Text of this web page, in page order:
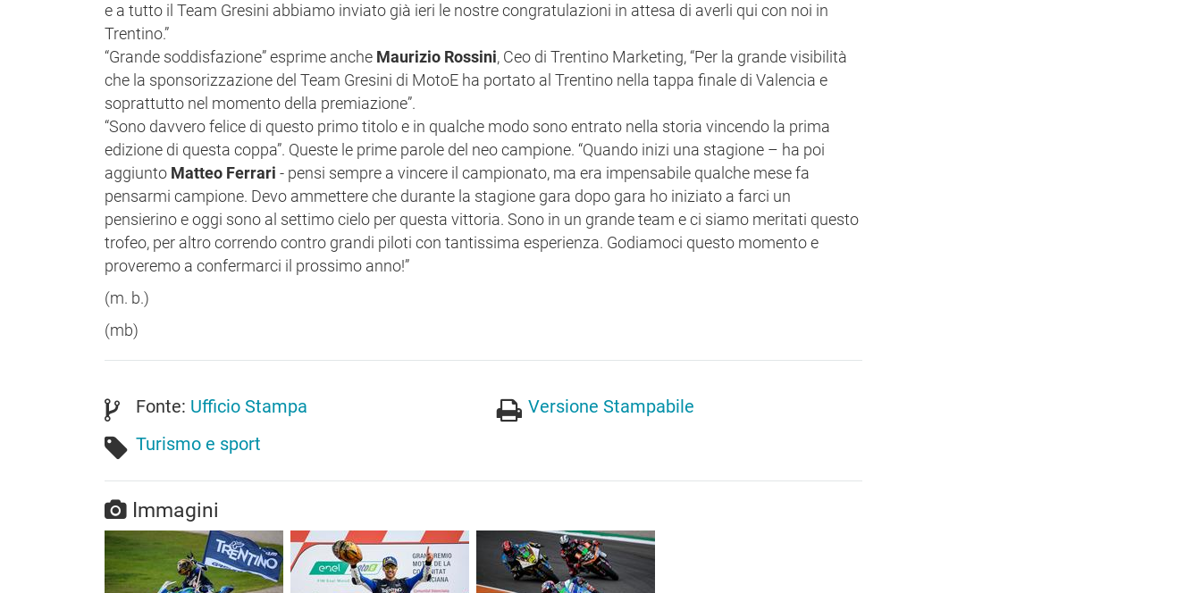
e a tutto il Team Gresini abbiamo inviato già ieri le nostre congratulazioni in attesa di averli qui con noi in
Trentino.”
“Grande soddisfazione” esprime anche Maurizio Rossini, Ceo di Trentino Marketing, “Per la grande visibilità
che la sponsorizzazione del Team Gresini di MotoE ha portato al Trentino nella tappa finale di Valencia e
soprattutto nel momento della premiazione”.
“Sono davvero felice di questo primo titolo e in qualche modo sono entrato nella storia vincendo la prima
edizione di questa coppa”. Queste le prime parole del neo campione. “Quando inizi una stagione – ha poi
aggiunto Matteo Ferrari - pensi sempre a vincere il campionato, ma era impensabile qualche mese fa
pensarmi campione. Devo ammettere che durante la stagione gara dopo gara ho iniziato a farci un
pensierino e oggi sono al settimo cielo per questa vittoria. Sono in un grande team e ci siamo meritati questo
trofeo, per altro correndo contro grandi piloti con tantissima esperienza. Godiamoci questo momento e
proveremo a confermarci il prossimo anno!”
(m. b.)
(mb)
Fonte: Ufficio Stampa
Turismo e sport
Versione Stampabile
Immagini